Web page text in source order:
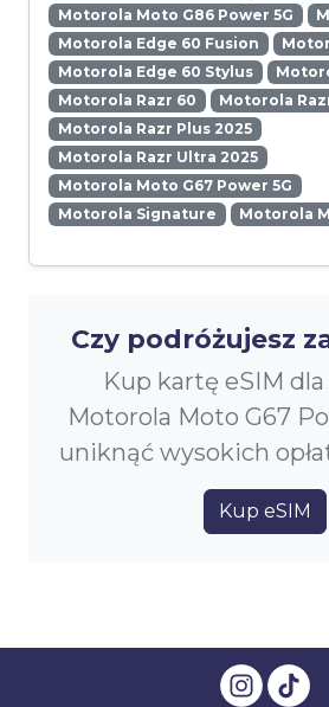
Motorola Moto G86 Power 5G
Motorola Edge 60 Fusion
Motorola Edge 60 Stylus
Motorola Razr 60
Motorola
Motorola Razr Plus 2025
Motorola Razr Ultra 2025
Motorola Moto G67 Power 5G
Motorola Signature
Motorola
Czy podróżujesz
Kup kartę eSIM
Motorola Moto G67
uniknąć wysokich
Kup eSIM